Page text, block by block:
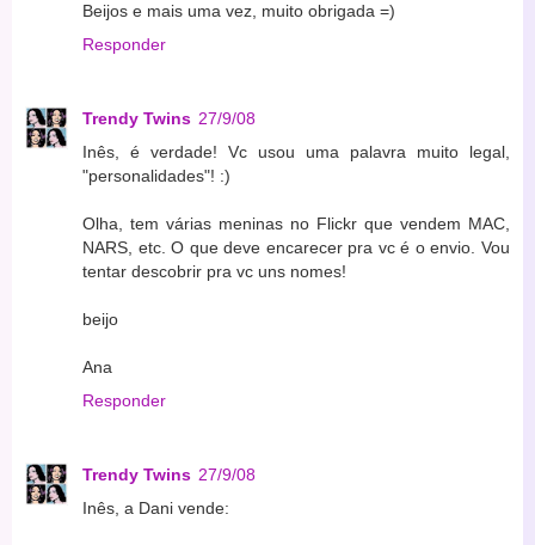
Beijos e mais uma vez, muito obrigada =)
Responder
Trendy Twins 27/9/08
Inês, é verdade! Vc usou uma palavra muito legal,
"personalidades"! :)
Olha, tem várias meninas no Flickr que vendem MAC,
NARS, etc. O que deve encarecer pra vc é o envio. Vou
tentar descobrir pra vc uns nomes!
beijo
Ana
Responder
Trendy Twins 27/9/08
Inês, a Dani vende: